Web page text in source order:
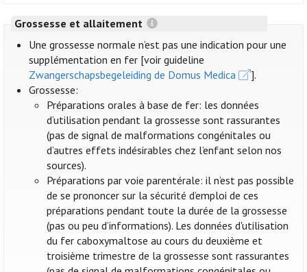
Grossesse et allaitement
Une grossesse normale n’est pas une indication pour une
supplémentation en fer [voir guideline
Zwangerschapsbegeleiding de Domus Medica
].
Grossesse:
Préparations orales à base de fer: les données
d’utilisation pendant la grossesse sont rassurantes
(pas de signal de malformations congénitales ou
d’autres effets indésirables chez l’enfant selon nos
sources).
Préparations par voie parentérale: il n’est pas possible
de se prononcer sur la sécurité d’emploi de ces
préparations pendant toute la durée de la grossesse
(pas ou peu d’informations). Les données d'utilisation
du fer caboxymaltose au cours du deuxième et
troisième trimestre de la grossesse sont rassurantes